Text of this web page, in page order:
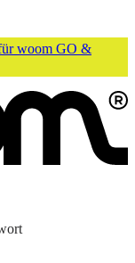
woom GO &